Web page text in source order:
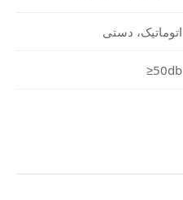
اتوماتیک، دستی
≥50db